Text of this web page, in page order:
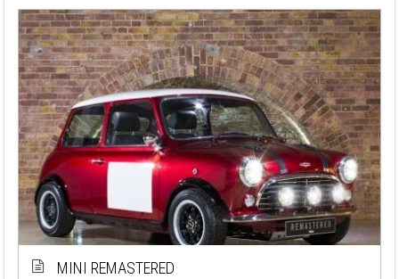
MINI REMASTERED